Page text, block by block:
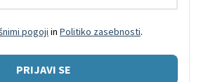
pogoji in Politiko zasebnosti.
PRIJAVI SE